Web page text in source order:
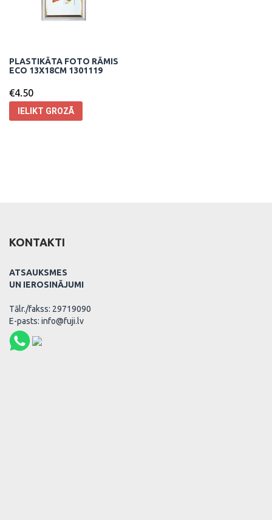
PLASTIKĀTA FOTO RĀMIS
ECO 13X18CM 1301119
€4.50
IELIKT GROZĀ
KONTAKTI
ATSAUKSMES
UN IEROSINĀJUMI
Tālr./fakss: 29719090
E-pasts: info@fuji.lv